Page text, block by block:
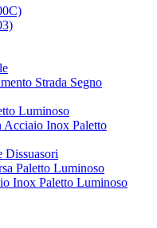
Strada Segno
Luminoso
Acciaio Inox Paletto
Paletto Luminoso
Inox Paletto Luminoso